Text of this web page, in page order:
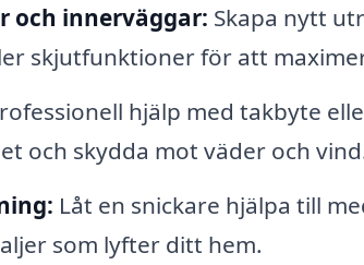
och innerväggar: Skapa nytt
skjutfunktioner för att
hjälp med takbyte
och skydda mot väder och
Låt en snickare hjälpa till
som lyfter ditt hem.